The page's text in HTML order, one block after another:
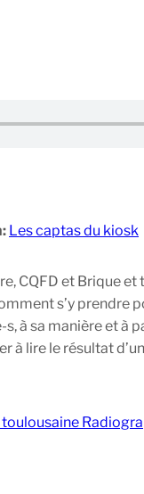
Les captas du kiosk
CQFD et Brique et
s’y
à sa manière et à
à lire le résultat